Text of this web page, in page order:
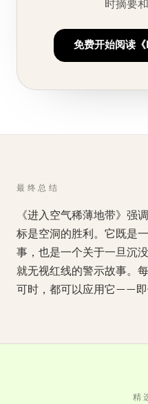
时摘要
免费开始阅读
最终总结
《进入空气稀薄地带》强
标是空洞的胜利。它既是
事，也是一个关于一旦沉
就无视红线的警示故事。
可时，都可以应用它——即
精